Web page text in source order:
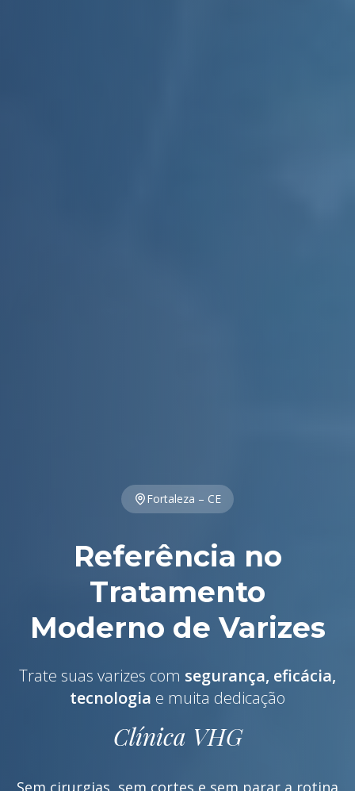
Fortaleza – CE
Referência no
Tratamento
Moderno de Varizes
Trate suas varizes com segurança, eficácia,
tecnologia e muita dedicação
Clínica VHG
Sem cirurgias, sem cortes e sem parar a rotina